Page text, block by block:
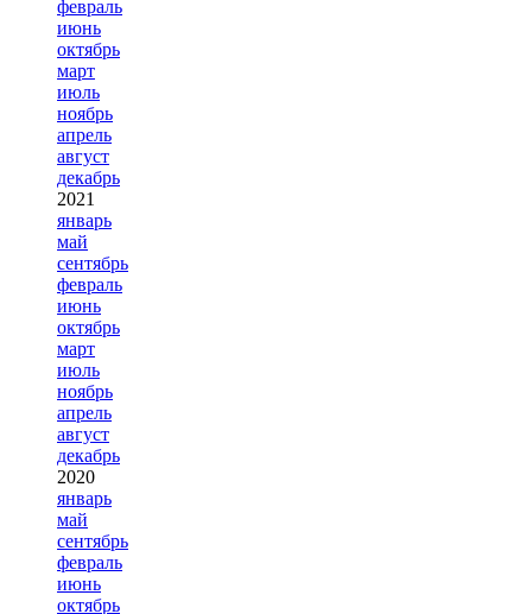
февраль
июнь
октябрь
март
июль
ноябрь
апрель
август
декабрь
2021
январь
май
сентябрь
февраль
июнь
октябрь
март
июль
ноябрь
апрель
август
декабрь
2020
январь
май
сентябрь
февраль
июнь
октябрь